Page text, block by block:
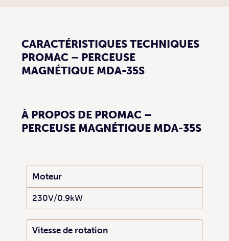
CARACTÉRISTIQUES TECHNIQUES
PROMAC – PERCEUSE
MAGNÉTIQUE MDA-35S
À PROPOS DE PROMAC –
PERCEUSE MAGNÉTIQUE MDA-35S
Moteur
230V/0.9kW
Vitesse de rotation